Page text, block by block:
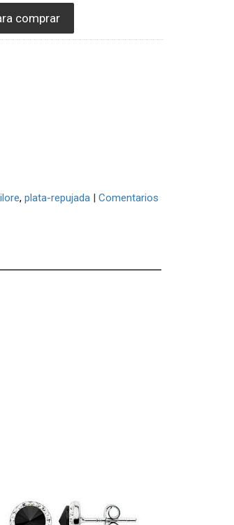
comprar
plata-repujada | Comentarios